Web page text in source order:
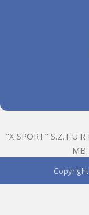
"X SPORT"